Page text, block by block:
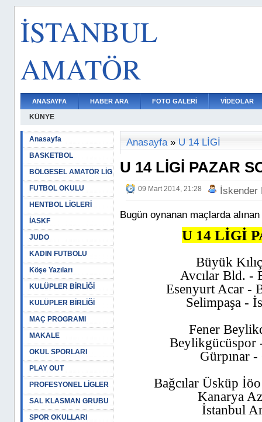
İSTANBUL
AMATÖR
ANASAYFA HABER ARA FOTO GALERİ VİDEOLAR
KÜNYE
Anasayfa
BASKETBOL
BÖLGESEL AMATÖR LİG
FUTBOL OKULU
HENTBOL LİGLERİ
İASKF
JUDO
KADIN FUTBOLU
Köşe Yazıları
KULÜPLER BİRLİĞİ
KULÜPLER BİRLİĞİ
MAÇ PROGRAMI
MAKALE
OKUL SPORLARI
PLAY OUT
PROFESYONEL LİGLER
SAL KLASMAN GRUBU
SPOR OKULLARI
Anasayfa» U 14 LİGİ
U 14 LİGİ PAZAR
09 Mart 2014, 21:28 İskender
Bugün oynanan maçlarda
U 14 LİGİ
Büyük
Avcılar Bld. -
Esenyurt Acar -
Selimpaşa -
Fener
Beylikgücüspor
Gürpınar
Bağcılar Üsküp
Kanarya
İstanbul